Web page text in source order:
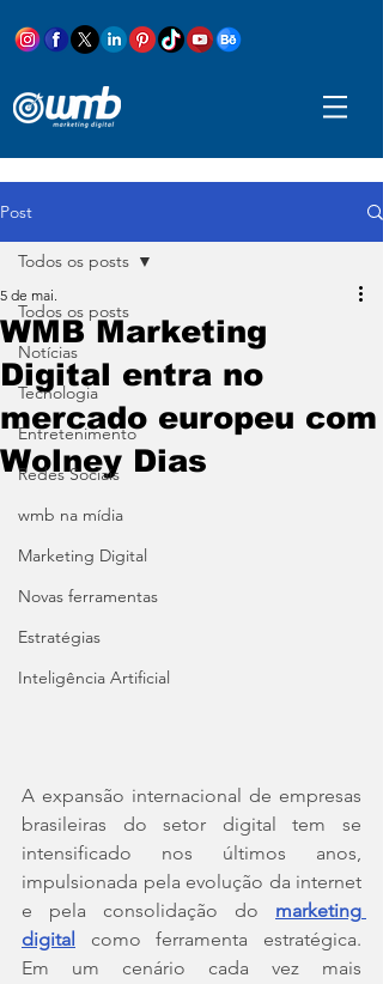
Post
Todos os posts
Notícias
Tecnologia
Entretenimento
Redes Sociais
wmb na mídia
Marketing Digital
Novas ferramentas
Estratégias
Inteligência Artificial
Todos os posts
WMB Marketing
Digital entra no
mercado europeu com
Wolney Dias
5 de mai.
A expansão internacional de empresas
brasileiras do setor digital tem se
intensificado nos últimos anos,
impulsionada pela evolução da internet
e pela consolidação do marketing
digital
como ferramenta estratégica.
Em um cenário cada vez mais